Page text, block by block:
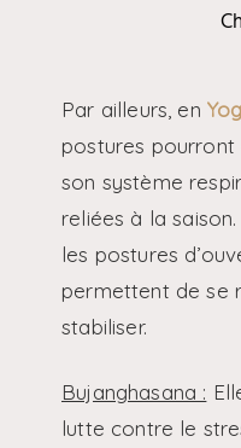
Par ailleurs, en
postures
son système
reliées à la
les postures
permettent de se
stabiliser.
Bujanghasana :
lutte contre le